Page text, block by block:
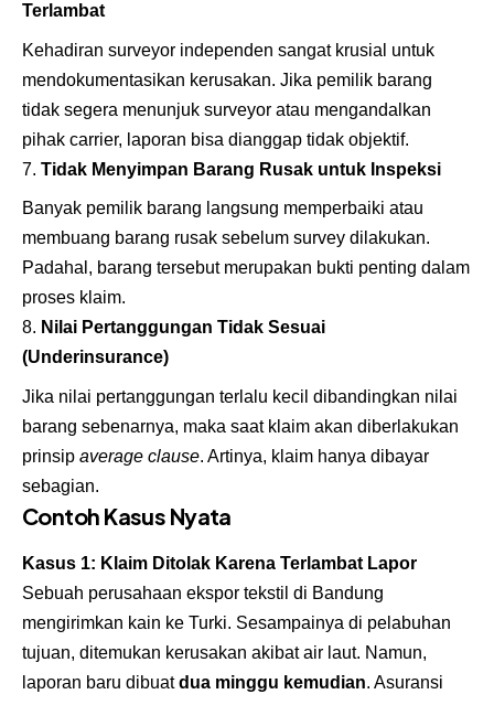
Terlambat
Kehadiran surveyor independen sangat krusial untuk
mendokumentasikan kerusakan. Jika pemilik barang
tidak segera menunjuk surveyor atau mengandalkan
pihak carrier, laporan bisa dianggap tidak objektif.
Tidak Menyimpan Barang Rusak untuk Inspeksi
Banyak pemilik barang langsung memperbaiki atau
membuang barang rusak sebelum survey dilakukan.
Padahal, barang tersebut merupakan bukti penting dalam
proses klaim.
Nilai Pertanggungan Tidak Sesuai
(Underinsurance)
Jika nilai pertanggungan terlalu kecil dibandingkan nilai
barang sebenarnya, maka saat klaim akan diberlakukan
prinsip average clause. Artinya, klaim hanya dibayar
sebagian.
Contoh Kasus Nyata
Kasus 1: Klaim Ditolak Karena Terlambat Lapor
Sebuah perusahaan ekspor tekstil di Bandung
mengirimkan kain ke Turki. Sesampainya di pelabuhan
tujuan, ditemukan kerusakan akibat air laut. Namun,
laporan baru dibuatdua minggu kemudian. Asuransi